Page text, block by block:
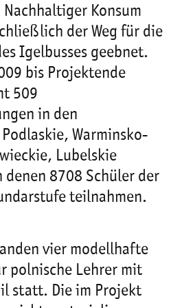
Nachhaltiger Konsum
der Weg für die
Igelbusses geebnet.
bis Projektende
509
in den
Warminsko-
Lubelskie
8708 Schüler der
teilnahmen.
vier modellhafte
polnische Lehrer mit
statt. Die im Projekt